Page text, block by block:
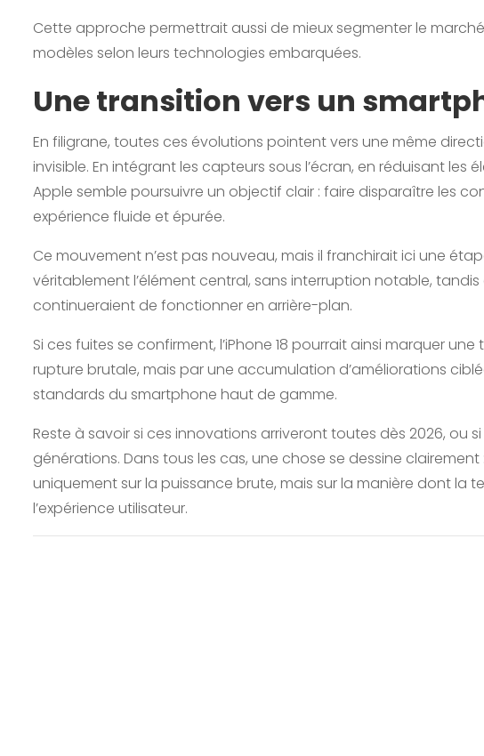
Cette approche permettrait aussi de mieux segmenter le
modèles selon leurs technologies embarquées.
Une transition vers un
En filigrane, toutes ces évolutions pointent vers une même
invisible. En intégrant les capteurs sous l’écran, en réduisant les
Apple semble poursuivre un objectif clair : faire disparaître les
expérience fluide et épurée.
Ce mouvement n’est pas nouveau, mais il franchirait ici une
véritablement l’élément central, sans interruption notable,
continueraient de fonctionner en arrière-plan.
Si ces fuites se confirment, l’iPhone 18 pourrait ainsi marquer
rupture brutale, mais par une accumulation d’améliorations
standards du smartphone haut de gamme.
Reste à savoir si ces innovations arriveront toutes dès 2026, ou
générations. Dans tous les cas, une chose se dessine
uniquement sur la puissance brute, mais sur la manière dont la
l’expérience utilisateur.